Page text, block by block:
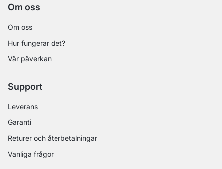
Om oss
Om oss
Hur fungerar det?
Vår påverkan
Support
Leverans
Garanti
Returer och återbetalningar
Vanliga frågor